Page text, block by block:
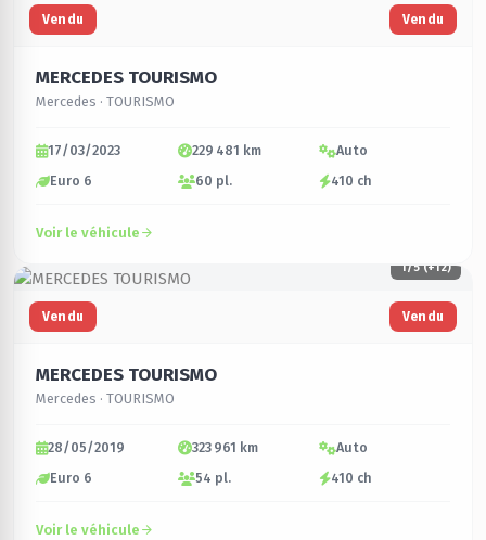
Vendu Vendu
MERCEDES TOURISMO
Mercedes · TOURISMO
17/03/2023 229 481 km
Auto
Euro 6
60 pl. 410 ch
Voir le véhicule
1/5 (+12)
Vendu Vendu
MERCEDES TOURISMO
Mercedes · TOURISMO
28/05/2019 323 961 km
Auto
Euro 6
54 pl. 410 ch
Voir le véhicule